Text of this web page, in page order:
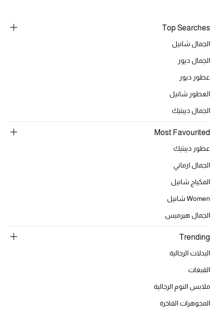
الموسم الجديد
حصريًا عبر الإنترنت
جميع إصدارتنا النسائية
الحب للمحلي
الملابس الرياضية النسائية
تشكيلة الأعراس
حقائب وأحذية متطابقة
هدايا للنساء
جميع الملابس النسائية
Top Searches
الجمال شانيل
الجمال ديور
عطور ديور
العطور شانيل
الجمال ديبتيك
Most Favourited
عطور ديبتيك
الجمال ارماني
المكياج شانيل
Women شانيل
الجمال هيرميس
Trending
البدلات الرجالية
القبعات
ملابس النوم الرجالية
المجوهرات الفاخرة